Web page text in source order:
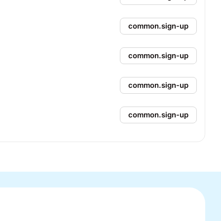
common.sign-up
common.sign-up
common.sign-up
common.sign-up